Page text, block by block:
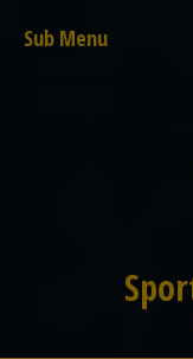
Sub Menu